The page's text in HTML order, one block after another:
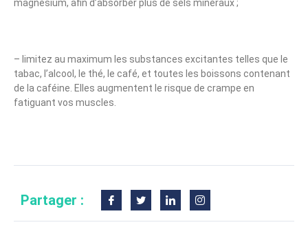
magnésium, afin d’absorber plus de sels minéraux ;
– limitez au maximum les substances excitantes telles que le
tabac, l’alcool, le thé, le café, et toutes les boissons contenant
de la caféine. Elles augmentent le risque de crampe en
fatiguant vos muscles.
Partager :